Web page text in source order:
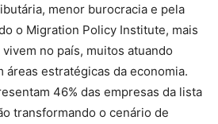
menor burocracia e pela
o Migration Policy Institute, mais
no país, muitos atuando
áreas estratégicas da economia.
46% das empresas da lista
transformando o cenário de